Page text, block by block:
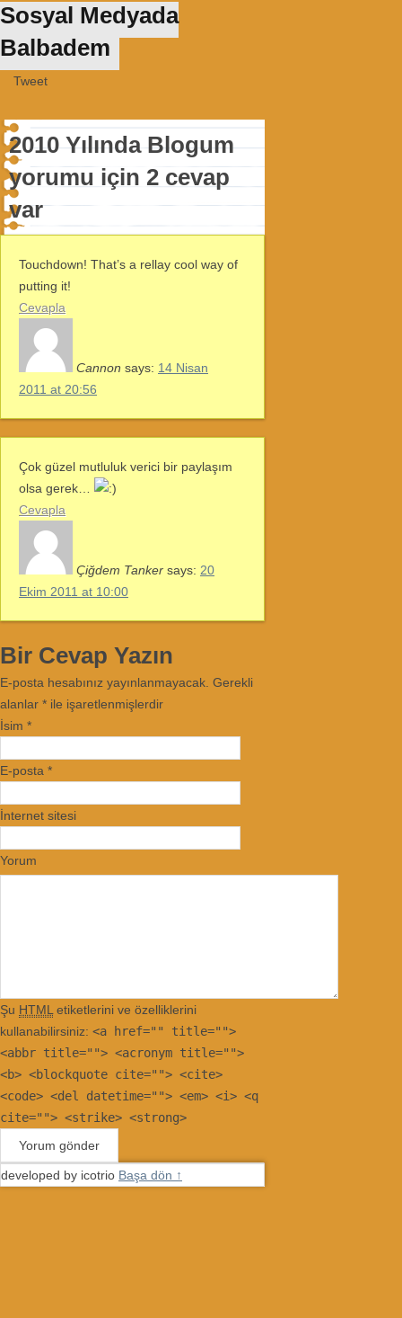
Sosyal Medyada
Balbadem
Tweet
2010 Yılında Blogum
yorumu için 2 cevap
var
Touchdown! That’s a rellay cool way of
putting it!
Cevapla
Cannon says: 14 Nisan
2011 at 20:56
Çok güzel mutluluk verici bir paylaşım
olsa gerek…
Cevapla
Çiğdem Tanker says: 20
Ekim 2011 at 10:00
Bir Cevap Yazın
E-posta hesabınız yayınlanmayacak. Gerekli
alanlar * ile işaretlenmişlerdir
İsim *
E-posta *
İnternet sitesi
Yorum
Şu HTML etiketlerini ve özelliklerini
kullanabilirsiniz: <a href="" title="">
<abbr title=""> <acronym title="">
<b> <blockquote cite=""> <cite>
<code> <del datetime=""> <em> <i> <q
cite=""> <strike> <strong>
developed by icotrio Başa dön ↑